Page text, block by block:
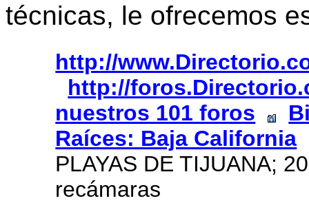
técnicas, le ofrecemos
http://
http://
nuestros 101 foros
Raíces: Baja California
PLAYAS DE TIJUANA;
recámaras